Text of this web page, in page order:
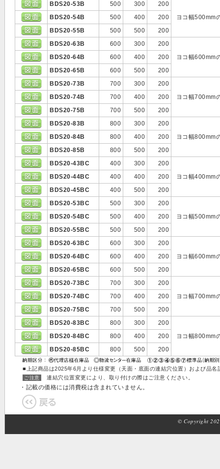
BDS20-53B
500 300
200
ヨコ幅500mm
BDS20-54B 500 400
200
BDS20-55B
500 500
200
BDS20-63B
600 300
200
ヨコ幅600mm
BDS20-64B 600 400
200
BDS20-65B
600 500
200
BDS20-73B
700 300
200
ヨコ幅700mm
BDS20-74B 700 400
200
BDS20-75B
700 500
200
BDS20-83B
800 300
200
ヨコ幅800mm
BDS20-84B 800 400
200
BDS20-85B
800 500
200
BDS20-43BC
400 300
200
ヨコ幅400mm
BDS20-44BC 400 400
200
BDS20-45BC
400 500
200
BDS20-53BC
500 300
200
ヨコ幅500mm
BDS20-54BC 500 400
200
BDS20-55BC
500 500
200
BDS20-63BC
600 300
200
ヨコ幅600mm
BDS20-64BC 600 400
200
BDS20-65BC
600 500
200
BDS20-73BC
700 300
200
ヨコ幅700mm
BDS20-74BC 700 400
200
BDS20-75BC
700 500
200
BDS20-83BC
800 300
200
ヨコ幅800mm
BDS20-84BC 800 400
200
BDS20-85BC
800 500 200
■上記商品は2025年6月より仕様変更（天面・底面の連結穴位置）および品
ご注意 連結穴位置変更により、取り付けの際はご注意ください。
・記載の価格には消費税は含まれていません。
© Copyright